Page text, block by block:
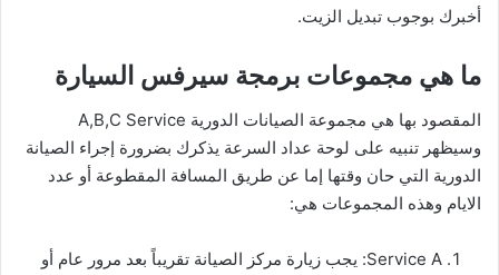
أخبرك بوجوب تبديل الزيت.
ما هي مجموعات برمجة سيرفس السيارة
المقصود بها هي مجموعة الصيانات الدورية A,B,C Service
وسيظهر تنبيه على لوحة عداد السرعة يذكرك بضرورة إجراء الصيانة
الدورية التي حان وقتها إما عن طريق المسافة المقطوعة أو عدد
الايام وهذه المجموعات هي:
Service A: يجب زيارة مركز الصيانة تقريباً بعد مرور عام أو